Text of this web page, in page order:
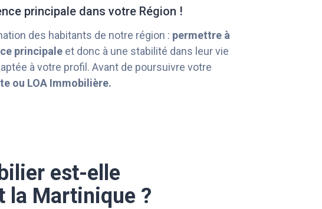
principale dans votre Région !
des habitants de notre région : permettre à
principale et donc à une stabilité dans leur vie
à votre profil. Avant de poursuivre votre
ou LOA Immobilière.
est-elle
la Martinique ?